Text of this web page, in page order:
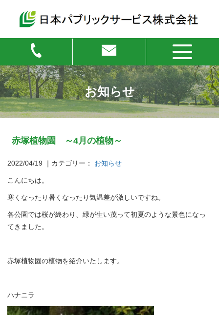
お知らせ
赤塚植物園 ～4月の植物～
2022/04/19 ｜カテゴリー： お知らせ
こんにちは。
寒くなったり暑くなったり気温差が激しいですね。
各公園では桜が終わり、緑が生い茂って初夏のような景色になっ
てきました。
赤塚植物園の植物を紹介いたします。
ハナニラ